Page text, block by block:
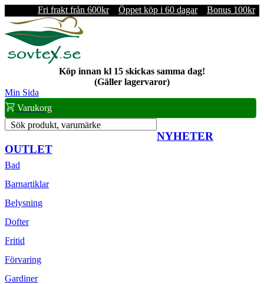
Fri frakt från 600kr Öppet köp i 60 dagar Bonus 100kr
Köp innan kl 15 skickas samma dag!
(Gäller lagervaror)
Min Sida
Varukorg
Sök produkt, varumärke
NYHETER
OUTLET
Bad
Barnartiklar
Belysning
Dofter
Fritid
Förvaring
Gardiner